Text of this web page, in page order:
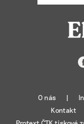
O nás
Kontakt